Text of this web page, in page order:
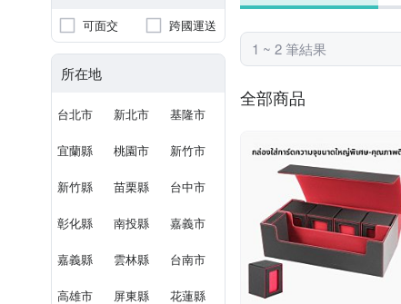
可面交 跨國運送
所在地
台北市 新北市 基隆市
宜蘭縣 桃園市 新竹市
新竹縣 苗栗縣 台中市
彰化縣 南投縣 嘉義市
嘉義縣 雲林縣 台南市
高雄市 屏東縣 花蓮縣
1 ~ 2 筆結果
全部商品